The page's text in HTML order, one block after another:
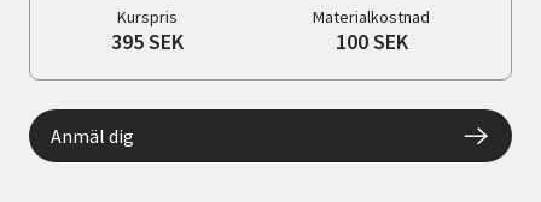
Kurspris
395 SEK
Materialkostnad
100 SEK
Anmäl dig